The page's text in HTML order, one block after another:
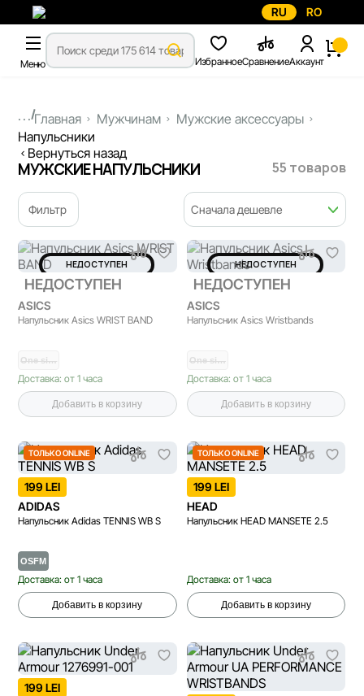
RU RO
Меню ИзбранноеСравнениеАккаунт
...Главная Мужчинам
Мужские аксессуары
Напульсники
Вернуться назад
МУЖСКИЕ НАПУЛЬСНИКИ 55 товаров
Фильтр Сначала дешевле
НЕДОСТУПЕН
НЕДОСТУПЕН
ASICS
Напульсник Asics WRIST BAND
One si…
Доставка: от 1 часа
Добавить в корзину
НЕДОСТУПЕН
НЕДОСТУПЕН
ASICS
Напульсник Asics Wristbands
One si…
Доставка: от 1 часа
Добавить в корзину
ТОЛЬКО ONLINE
199 LEI
ADIDAS
Напульсник Adidas TENNIS WB S
OSFM
Доставка: от 1 часа
Добавить в корзину
ТОЛЬКО ONLINE
199 LEI
HEAD
Напульсник HEAD MANSETE 2.5
Доставка: от 1 часа
Добавить в корзину
199 LEI